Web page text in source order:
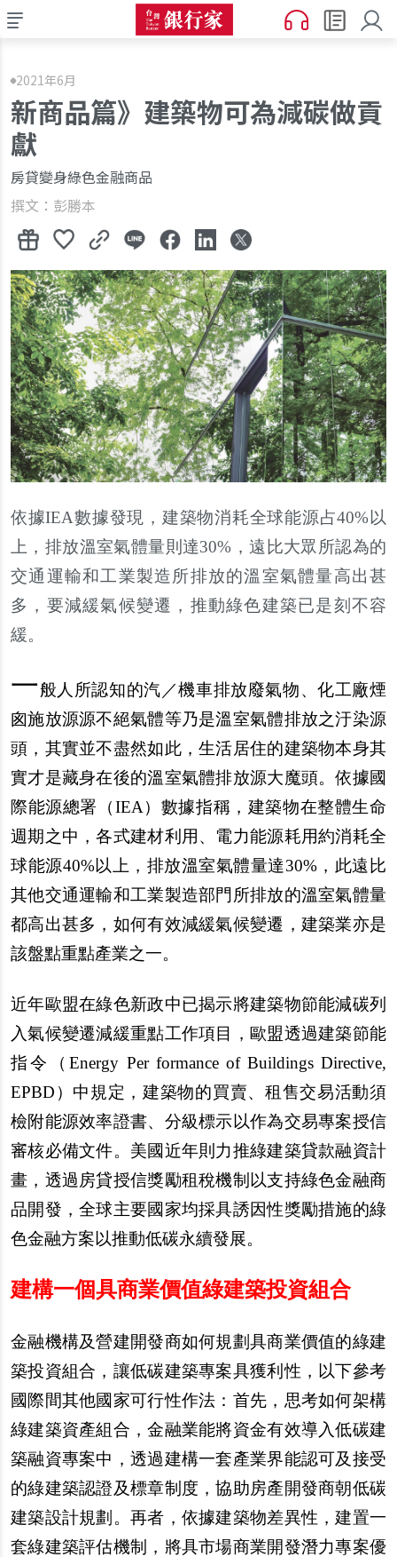
2021年6月
新商品篇》建築物可為減碳做貢
獻
房貸變身綠色金融商品
撰文：彭勝本
依據IEA數據發現，建築物消耗全球能源占40%以
上，排放溫室氣體量則達30%，遠比大眾所認為的
交通運輸和工業製造所排放的溫室氣體量高出甚
多，要減緩氣候變遷，推動綠色建築已是刻不容
緩。
一般人所認知的汽／機車排放廢氣物、化工廠煙
囪施放源源不絕氣體等乃是溫室氣體排放之汙染源
頭，其實並不盡然如此，生活居住的建築物本身其
實才是藏身在後的溫室氣體排放源大魔頭。依據國
際能源總署（IEA）數據指稱，建築物在整體生命
週期之中，各式建材利用、電力能源耗用約消耗全
球能源40%以上，排放溫室氣體量達30%，此遠比
其他交通運輸和工業製造部門所排放的溫室氣體量
都高出甚多，如何有效減緩氣候變遷，建築業亦是
該盤點重點產業之一。
近年歐盟在綠色新政中已揭示將建築物節能減碳列
入氣候變遷減緩重點工作項目，歐盟透過建築節能
指令（Energy Per formance of Buildings Directive,
EPBD）中規定，建築物的買賣、租售交易活動須
檢附能源效率證書、分級標示以作為交易專案授信
審核必備文件。美國近年則力推綠建築貸款融資計
畫，透過房貸授信獎勵租稅機制以支持綠色金融商
品開發，全球主要國家均採具誘因性獎勵措施的綠
色金融方案以推動低碳永續發展。
建構一個具商業價值綠建築投資組合
金融機構及營建開發商如何規劃具商業價值的綠建
築投資組合，讓低碳建築專案具獲利性，以下參考
國際間其他國家可行性作法：首先，思考如何架構
綠建築資產組合，金融業能將資金有效導入低碳建
築融資專案中，透過建構一套產業界能認可及接受
的綠建築認證及標章制度，協助房產開發商朝低碳
建築設計規劃。再者，依據建築物差異性，建置一
套綠建築評估機制，將具市場商業開發潛力專案優